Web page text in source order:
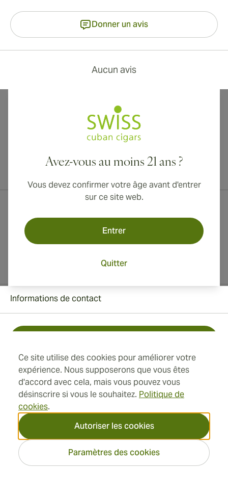
Ce site utilise des cookies pour améliorer votre
expérience. Nous supposerons que vous êtes
d'accord avec cela, mais vous pouvez vous
désinscrire si vous le souhaitez. Politique de
cookies.
Autoriser les cookies
Paramètres des cookies
Donner un avis
Aucun avis
Avez-vous au moins 21 ans ?
Vous devez confirmer votre âge avant d'entrer
sur ce site web.
Entrer
Quitter
Livraison internationale disponible vers le Canada, le Royaume-Uni
Adresse
Informations
Informations de contact
+41 22 518 44 43
info@swisscubancigars.com